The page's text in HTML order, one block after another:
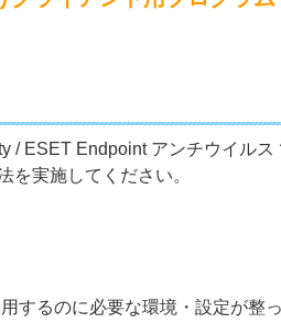
/ ESET Endpoint アンチウイル
を実施してください。
するのに必要な環境・設定が整